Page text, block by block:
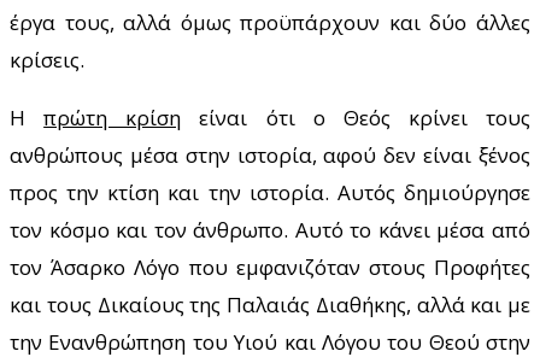
έργα τους, αλλά όμως προϋπάρχουν και δύο άλλες
κρίσεις.
Ηπρώτη κρίση είναι ότι ο Θεός κρίνει τους
ανθρώπους μέσα στην ιστορία, αφού δεν είναι ξένος
προς την κτίση και την ιστορία. Αυτός δημιούργησε
τον κόσμο και τον άνθρωπο. Αυτό το κάνει μέσα από
τον Άσαρκο Λόγο που εμφανιζόταν στους Προφήτες
και τους Δικαίους της Παλαιάς Διαθήκης, αλλά και με
την Ενανθρώπηση του Υιού και Λόγου του Θεού στην